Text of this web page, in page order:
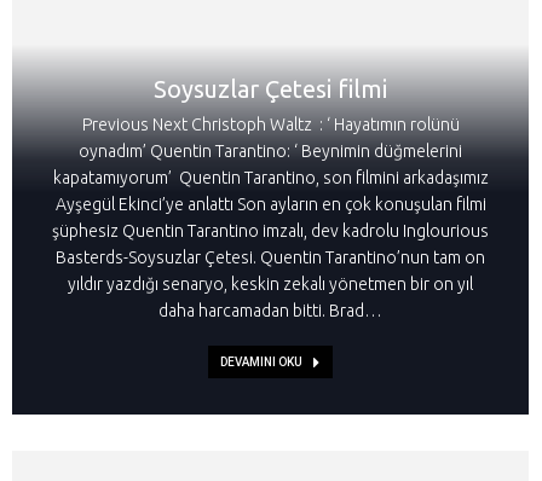
Soysuzlar Çetesi filmi
Previous Next Christoph Waltz : ‘ Hayatımın rolünü
oynadım’ Quentin Tarantino: ‘ Beynimin düğmelerini
kapatamıyorum’ Quentin Tarantino, son filmini arkadaşımız
Ayşegül Ekinci’ye anlattı Son ayların en çok konuşulan filmi
şüphesiz Quentin Tarantino imzalı, dev kadrolu Inglourious
Basterds-Soysuzlar Çetesi. Quentin Tarantino’nun tam on
yıldır yazdığı senaryo, keskin zekalı yönetmen bir on yıl
daha harcamadan bitti. Brad…
DEVAMINI OKU